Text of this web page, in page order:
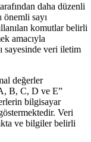
daha düzenli
sayı
komutlar belirli
amacıyla
sayesinde veri iletim
değerler
B, C, D ve E”
bilgisayar
Veri
ve bilgiler belirli